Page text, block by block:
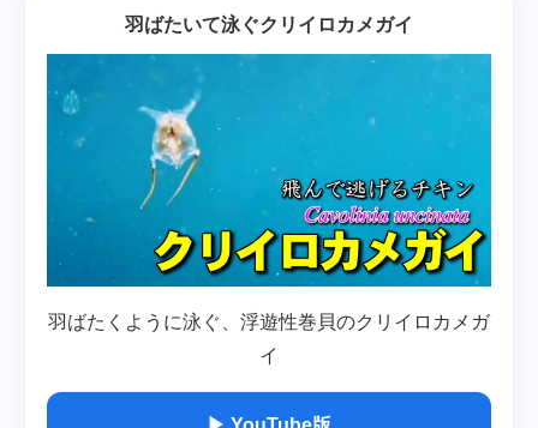
羽ばたいて泳ぐクリイロカメガイ
羽ばたくように泳ぐ、浮遊性巻貝のクリイロカメガ
イ